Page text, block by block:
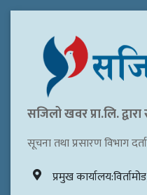
सजिलो खवर प्रा.लि.
सूचना तथा प्रसारण विभाग
प्रमुख